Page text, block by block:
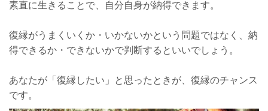
素直に生きることで、自分自身が納得できます。
復縁がうまくいくか・いかないかという問題ではなく、納
得できるか・できないかで判断するといいでしょう。
あなたが「復縁したい」と思ったときが、復縁のチャンス
です。